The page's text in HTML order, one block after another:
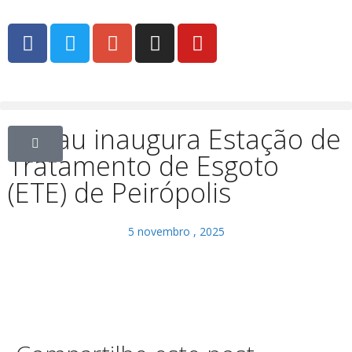
Codau inaugura Estação de
Tratamento de Esgoto
(ETE) de Peirópolis
5 novembro , 2025